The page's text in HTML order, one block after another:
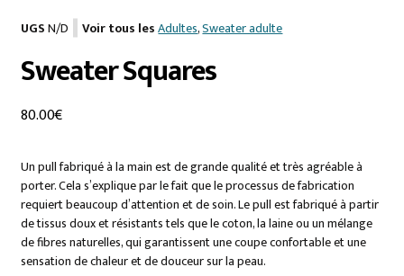
UGSN/D Voir tous lesAdultes,Sweater adulte
Sweater Squares
80.00€
Un pull fabriqué à la main est de grande qualité et très agréable à
porter. Cela s’explique par le fait que le processus de fabrication
requiert beaucoup d’attention et de soin. Le pull est fabriqué à partir
de tissus doux et résistants tels que le coton, la laine ou un mélange
de fibres naturelles, qui garantissent une coupe confortable et une
sensation de chaleur et de douceur sur la peau.